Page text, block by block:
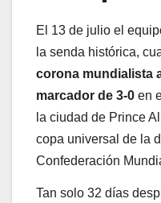
El 13 de julio el
la senda histórica,
corona mundialista
marcador de 3-0 en
la ciudad de Prince
copa universal de la
Confederación
Tan solo 32 días